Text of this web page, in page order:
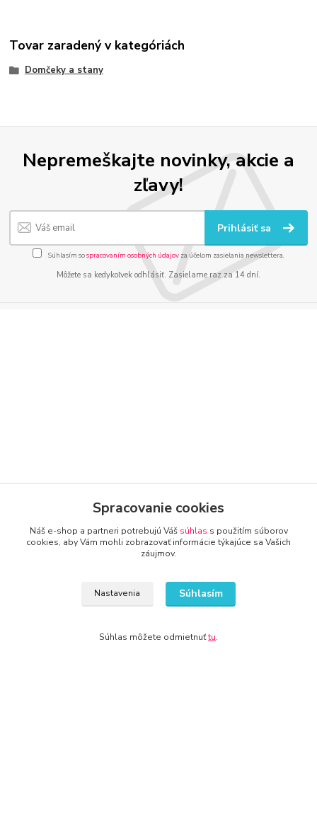
Tovar zaradený v kategóriách
Domčeky a stany
Nepremeškajte novinky, akcie a
zľavy!
Prihlásiť sa
Súhlasím sospracovaním osobných údajov za účelom zasielania newslettera.
Môžete sa kedykoľvek odhlásiť. Zasielame raz za 14 dní.
Spracovanie cookies
Náš e-shop a partneri potrebujú Váš súhlas s použitím súborov
cookies, aby Vám mohli zobrazovať informácie týkajúce sa Vašich
záujmov.
Nastavenia Súhlasím
Súhlas môžete odmietnuťtu.